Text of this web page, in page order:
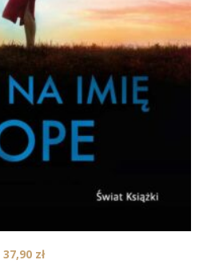
37,90 zł